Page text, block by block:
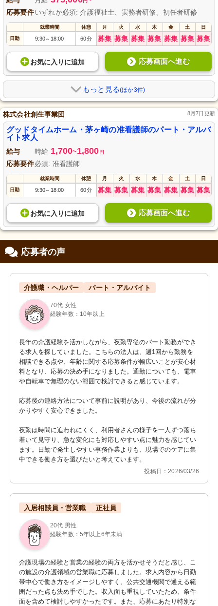
応募要件いずれか必須: 介護福祉士、実務者研修、初任者研修
就業時間 休憩 月 火 水 木 金 土 日
日勤 9:30～ 18:00 60分 募集 募集 募集 募集 募集 募集 募集
お気に入り に追加 応募画面へ進む
もっと見る(ほか3件)
株式会社創生事業団 8月7日更新
グッドタイムホーム・茅ヶ崎の准看護師のパート・アルバ
イト求人
給与 時給 1,700~1,800 円
応募要件必須: 准看護師
就業時間 休憩 月 火 水 木 金 土 日
日勤 9:30～ 18:00 60分 募集 募集 募集 募集 募集 募集 募集
お気に入り に追加 応募画面へ進む
応募者の声
介護職・ヘルパー パート・アルバイト
70代 女性
経験年数：10年以上
長年の介護経験を活かしながら、夜勤専従のパート勤務ができ
る求人を探していました。こちらの法人は、週1回から勤務を
相談できる点や、年齢に関する応募条件が幅広いことが安心材
料となり、応募の決め手になりました。通勤についても、電車
や自転車で無理のない範囲で検討できると感じています。
応募後の連絡方法について事前に説明があり、今後の流れが分
かりやすく安心できました。
夜勤は時間に追われにくく、利用者さんの様子を一人ずつ落ち
着いて見守り、急な変化にも対応しやすい点に魅力を感じてい
ます。日勤で発生しやすい事務作業よりも、現場でのケアに集
中できる働き方を選びたいと考えています。
投稿日：2026/03/26
入居相談員・営業職 正社員
20代 男性
経験年数：5年以上6年未満
介護現場の経験と営業の経験の両方を活かせそうだと感じ、こ
の施設の介護領域の営業職に応募しました。求人内容から日勤
帯中心で働き方をイメージしやすく、公共交通機関で通える範
囲だった点も決め手でした。収入面も重視していたため、条件
面を含めて検討しやすかったです。また、応募にあたり特別な